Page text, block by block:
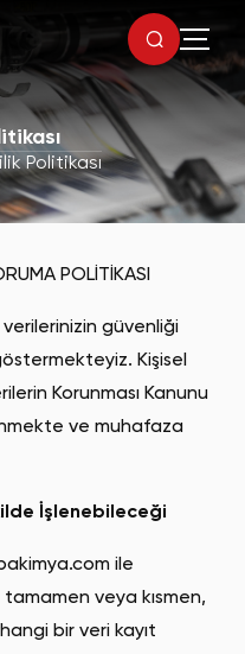
Politikası
POLİTİKASI
güvenliği
Kişisel
Korunması Kanunu
ve muhafaza
İşlenebileceği
ile
tamamen veya kısmen,
bir veri kayıt